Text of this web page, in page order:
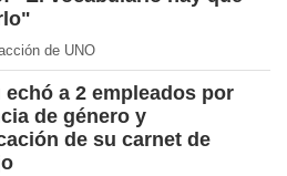
de UNO
echó a 2 empleados por
de género y
de su carnet de